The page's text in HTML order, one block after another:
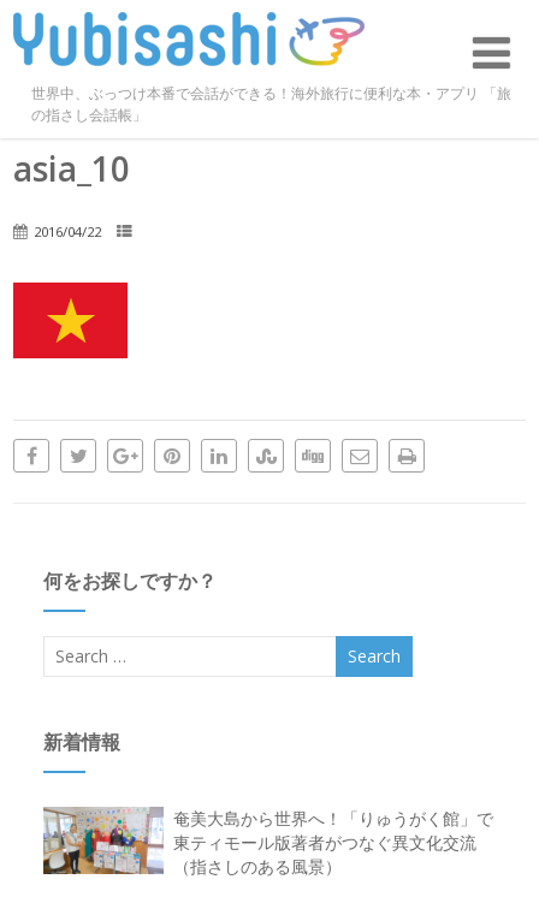
世界中、ぶっつけ本番で会話ができる！海外旅行に便利な本・アプリ 「旅
の指さし会話帳」
asia_10
2016/04/22
何をお探しですか？
新着情報
奄美大島から世界へ！「りゅうがく館」で
東ティモール版著者がつなぐ異文化交流
（指さしのある風景）